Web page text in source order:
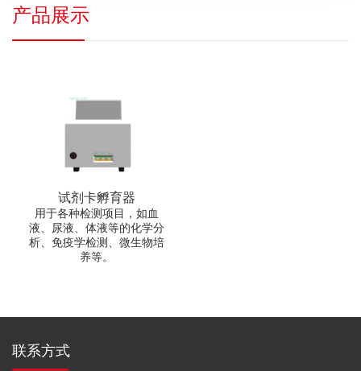
产品展示
试剂卡孵育器
用于各种检测项目，如血
液、尿液、体液等的化学分
析、免疫学检测、微生物培
养等。
联系方式